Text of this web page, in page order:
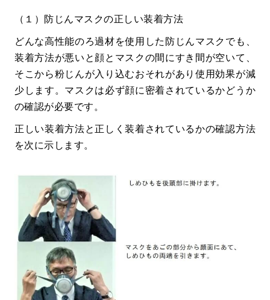
（１）防じんマスクの正しい装着方法
どんな高性能のろ過材を使用した防じんマスクでも、
装着方法が悪いと顔とマスクの間にすき間が空いて、
そこから粉じんが入り込むおそれがあり使用効果が減
少します。マスクは必ず顔に密着されているかどうか
の確認が必要です。
正しい装着方法と正しく装着されているかの確認方法
を次に示します。